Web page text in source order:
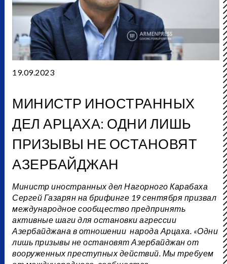
19.09.2023
МИНИСТР ИНОСТРАННЫХ
ДЕЛ АРЦАХА: ОДНИ ЛИШЬ
ПРИЗЫВЫ НЕ ОСТАНОВЯТ
АЗЕРБАЙДЖАН
Министр иностранных дел Нагорного Карабаха
Сергей Газарян на брифинге 19 сентября призвал
международное сообщество предпринять
активные шаги для остановки агрессии
Азербайджана в отношении народа Арцаха. «Одни
лишь призывы не остановят Азербайджан от
вооруженных преступных действий. Мы требуем